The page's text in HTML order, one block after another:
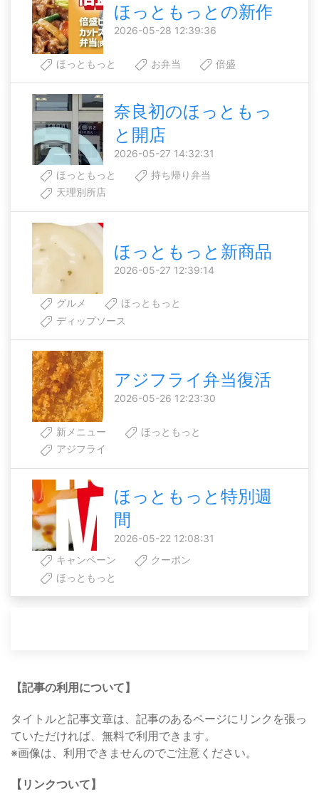
ほっともっとの新作
2026-05-28 12:39:36
ほっともっと お弁当 倍盛
奈良初のほっともっ
と開店
2026-05-27 14:32:31
ほっともっと
持ち帰り弁当
天理別所店
ほっともっと新商品
2026-05-27 12:39:14
グルメ
ほっともっと
ディップソース
アジフライ弁当復活
2026-05-26 12:23:30
新メニュー
ほっともっと
アジフライ
ほっともっと特別週
間
2026-05-22 12:08:31
キャンペーン
クーポン
ほっともっと
【記事の利用について】
タイトルと記事文章は、記事のあるページにリンクを張っ
ていただければ、無料で利用できます。
※画像は、利用できませんのでご注意ください。
【リンクついて】